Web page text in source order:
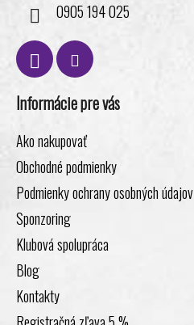
0905 194 025
Informácie pre vás
Ako nakupovať
Obchodné podmienky
Podmienky ochrany osobných údajov
Sponzoring
Klubová spolupráca
Blog
Kontakty